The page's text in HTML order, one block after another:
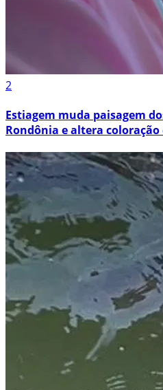
2
Estiagem muda paisagem
Rondônia e altera coloração